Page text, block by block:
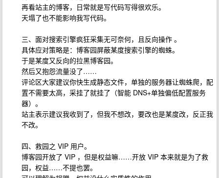
再看站主的博客，日常就是写代码写得很欢乐。
天塌了也不能影响我写代码。
三、面对搜索引擎疯狂采集无可奈何，且反向操作 。
具体应对策略是：博客园屏蔽某度搜索引擎的蜘蛛。
于是某度又反向的拉黑博客园。
然后又抱怨流量没了……
评论区大家建议你快生成静态文件，单独的服务器让蜘蛛爬，配
置不需要太高，采挂了就挂了（智能 DNS+单独偏低配置服务
器）。
站主表示建议我收到了，但我不想改，要改也是某度改，反正我
不改。
四、救园之 VIP 用户。
博客园开放了 VIP ，但是权益嘛……开放 VIP 本来就是为了救
园，权益……不提也罢。